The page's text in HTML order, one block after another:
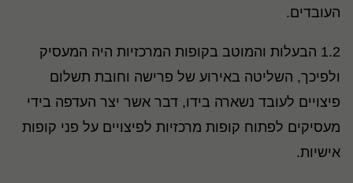
העובדים.
1.2 הבעלות והמוטב בקופות המרכזיות היה המעסיק
ולפיכך, השליטה באירוע של פרישה וחובת תשלום
פיצויים לעובד נשארה בידו, דבר אשר יצר העדפה בידי
מעסיקים לפתוח קופות מרכזיות לפיצויים על פני קופות
אישיות.